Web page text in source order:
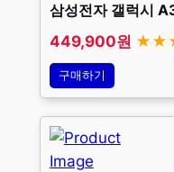
삼성전자 갤럭시
449,900원
구매하기